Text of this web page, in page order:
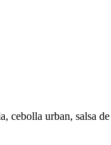
cebolla urban, salsa de